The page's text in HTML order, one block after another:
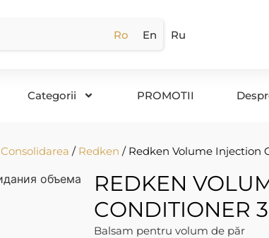
Ro En Ru
Categorii PROMOTII
Consolidarea / Redken / Redken Volume Injection
REDKEN
CONDITIONER
Balsam pentru volum de păr